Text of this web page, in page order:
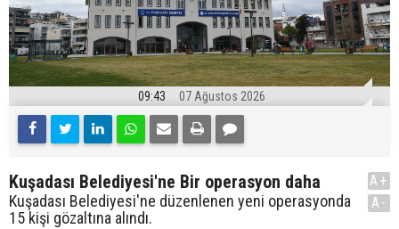
09:43 07 Ağustos 2026
Kuşadası Belediyesi'ne Bir operasyon daha
Kuşadası Belediyesi'ne düzenlenen yeni operasyonda
15 kişi gözaltına alındı.
A+
A-